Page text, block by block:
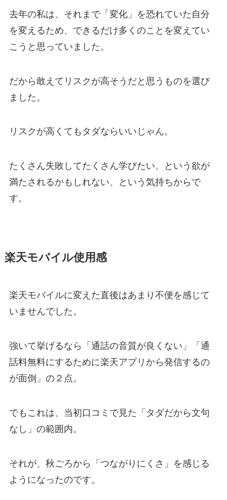
去年の私は、それまで「変化」を恐れていた自分
を変えるため、できるだけ多くのことを変えてい
こうと思っていました。
だから敢えてリスクが高そうだと思うものを選び
ました。
リスクが高くてもタダならいいじゃん。
たくさん失敗してたくさん学びたい、という欲が
満たされるかもしれない、という気持ちからで
す。
楽天モバイル使用感
楽天モバイルに変えた直後はあまり不便を感じて
いませんでした。
強いて挙げるなら「通話の音質が良くない」「通
話料無料にするために楽天アプリから発信するの
が面倒」の２点。
でもこれは、当初口コミで見た「タダだから文句
なし」の範囲内。
それが、秋ごろから「つながりにくさ」を感じる
ようになったのです。